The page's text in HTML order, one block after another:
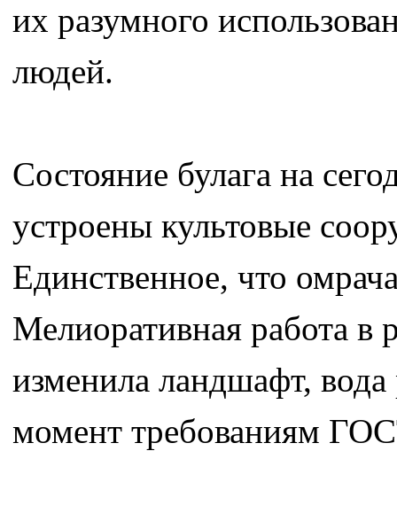
их разумного
людей.
Состояние булага на
устроены культовые
Единственное, что
Мелиоративная работа в
изменила ландшафт, вода
момент требованиям